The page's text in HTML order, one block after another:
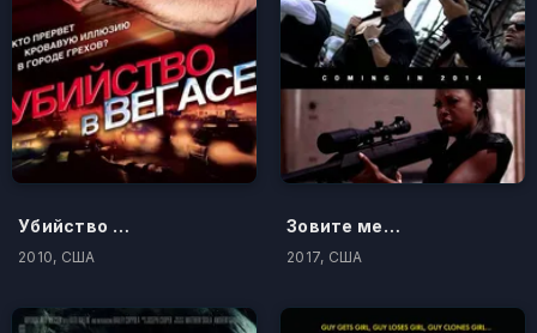
Убийство в Вегасе
2010, США
Зовите меня Королем
2017, США